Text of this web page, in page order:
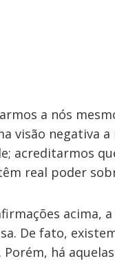
a nós
visão negativa
acreditarmos
real poder
acima,
De fato,
há